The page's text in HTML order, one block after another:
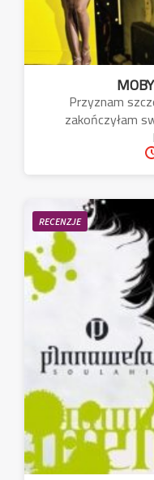
Przyznam
zakończyłam
RECENZJE